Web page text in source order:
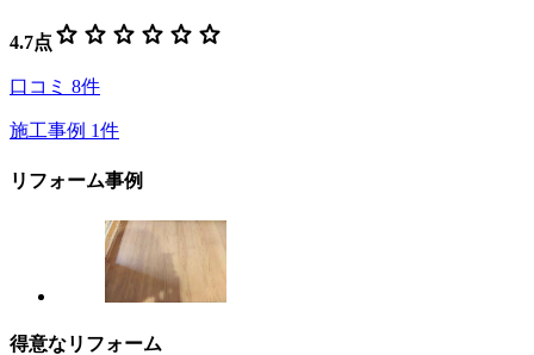
4.7点 star star star star star star
口コミ 8件
施工事例 1件
リフォーム事例
得意なリフォーム